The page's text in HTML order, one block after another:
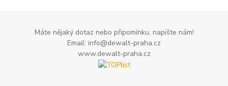
Máte nějaký dotaz nebo připomínku, napište nám!
Email: info@dewalt-praha.cz
www.dewalt-praha.cz